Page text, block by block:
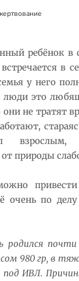
ребёнок в
в
у него
это
не тратят
природы
привести
очень по
почти
980 гр, в
под ИВЛ.